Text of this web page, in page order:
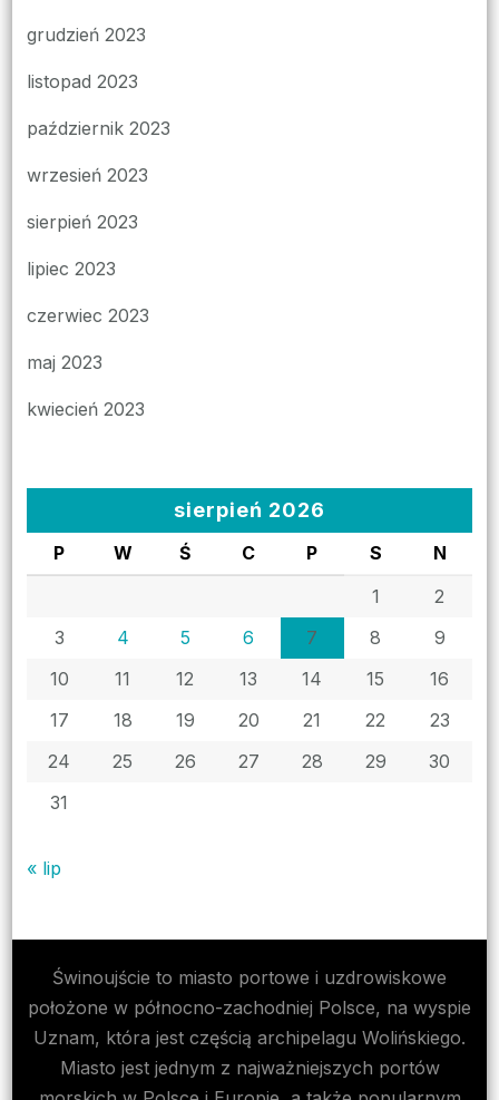
grudzień 2023
listopad 2023
październik 2023
wrzesień 2023
sierpień 2023
lipiec 2023
czerwiec 2023
maj 2023
kwiecień 2023
sierpień 2026
P W Ś C P S
N
1
2
3
4 5 6 7 8
9
10
11 12 13 14 15
16
17
18 19 20 21 22
23
24
25 26 27 28 29
30
31
« lip
Świnoujście to miasto portowe i uzdrowiskowe
położone w północno-zachodniej Polsce, na wyspie
Uznam, która jest częścią archipelagu Wolińskiego.
Miasto jest jednym z najważniejszych portów